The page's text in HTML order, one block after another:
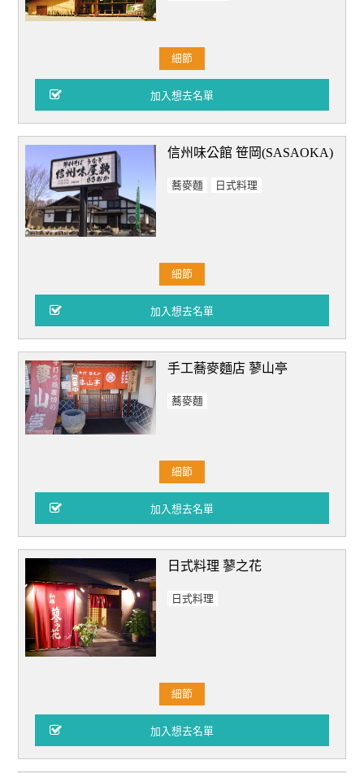
細節
信州味公館 笹岡(SASAOKA)
蕎麥麵 日式料理
細節
手工蕎麥麵店 蓼山亭
蕎麥麵
細節
日式料理 蓼之花
日式料理
細節